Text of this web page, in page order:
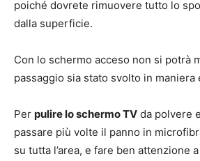
poiché dovrete rimuovere tutto lo
dalla superficie.
Con lo schermo acceso non si potrà
passaggio sia stato svolto in maniera
Per pulire lo schermo TV da polvere
passare più volte il panno in
su tutta l’area, e fare ben attenzione a